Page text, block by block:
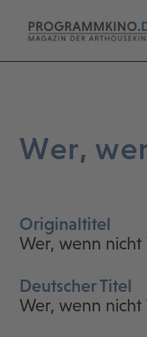
Wer,
Originaltitel
Wer, wenn nicht
Deutscher Titel
Wer, wenn nicht